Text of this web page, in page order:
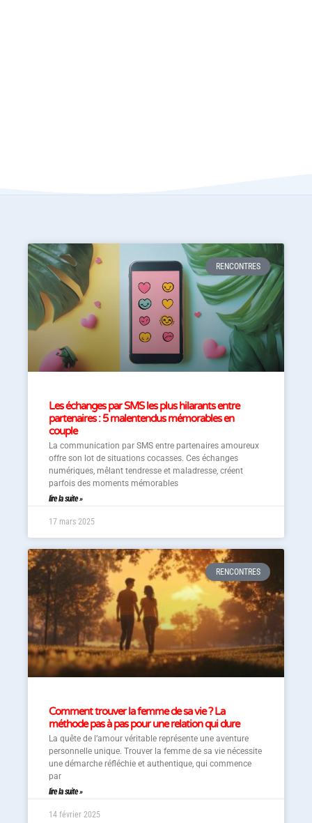
RENCONTRES
Les échanges par SMS les plus hilarants entre
partenaires : 5 malentendus mémorables en
couple
La communication par SMS entre partenaires amoureux
offre son lot de situations cocasses. Ces échanges
numériques, mêlant tendresse et maladresse, créent
parfois des moments mémorables
lire la suite »
17 mars 2025
RENCONTRES
Comment trouver la femme de sa vie ? La
méthode pas à pas pour une relation qui dure
La quête de l’amour véritable représente une aventure
personnelle unique. Trouver la femme de sa vie nécessite
une démarche réfléchie et authentique, qui commence
par
lire la suite »
14 février 2025